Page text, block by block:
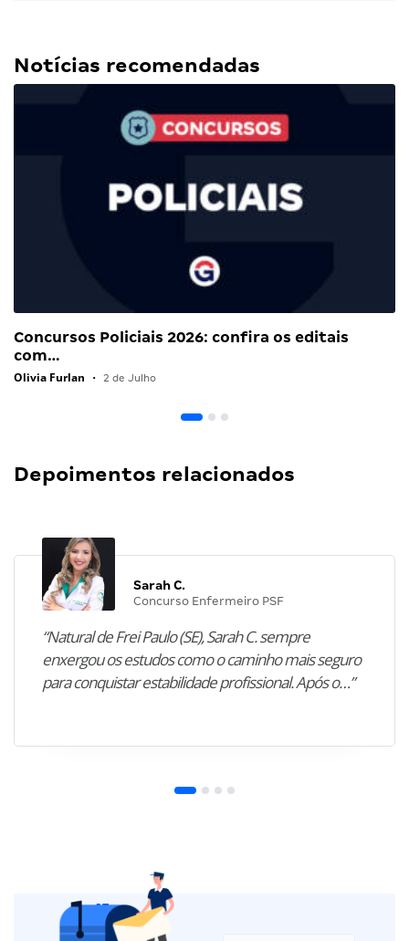
Notícias recomendadas
Concursos Policiais 2026: confira os editais
com…
Olivia Furlan • 2 de Julho
Depoimentos relacionados
Sarah C.
Concurso Enfermeiro PSF
“Natural de Frei Paulo (SE), Sarah C. sempre
enxergou os estudos como o caminho mais seguro
para conquistar estabilidade profissional. Após o…”